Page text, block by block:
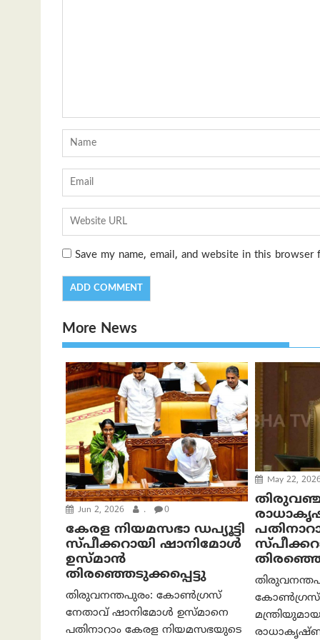
Save my name, email, and website in this
More News
Jun 2, 2026 . 0
കേരള നിയമസഭാ ഡപ്യൂട്ടി
സ്പീക്കറായി ഷാനിമോള്‍
ഉസ്മാന്‍
തിരഞ്ഞെടുക്കപ്പെട്ടു
തിരുവനന്തപുരം: കോൺഗ്രസ്
നേതാവ് ഷാനിമോൾ ഉസ്മാനെ
പതിനാറാം കേരള നിയമസഭയുടെ
May 22,
കോൺഗ്രസ്